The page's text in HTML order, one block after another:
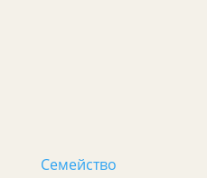
Семейство